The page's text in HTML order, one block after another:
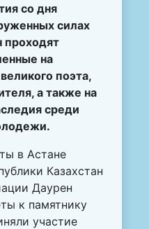
со дня
силах
проходят
на
поэта,
а также на
среди
в Астане
Казахстан
Даурен
к памятнику
участие